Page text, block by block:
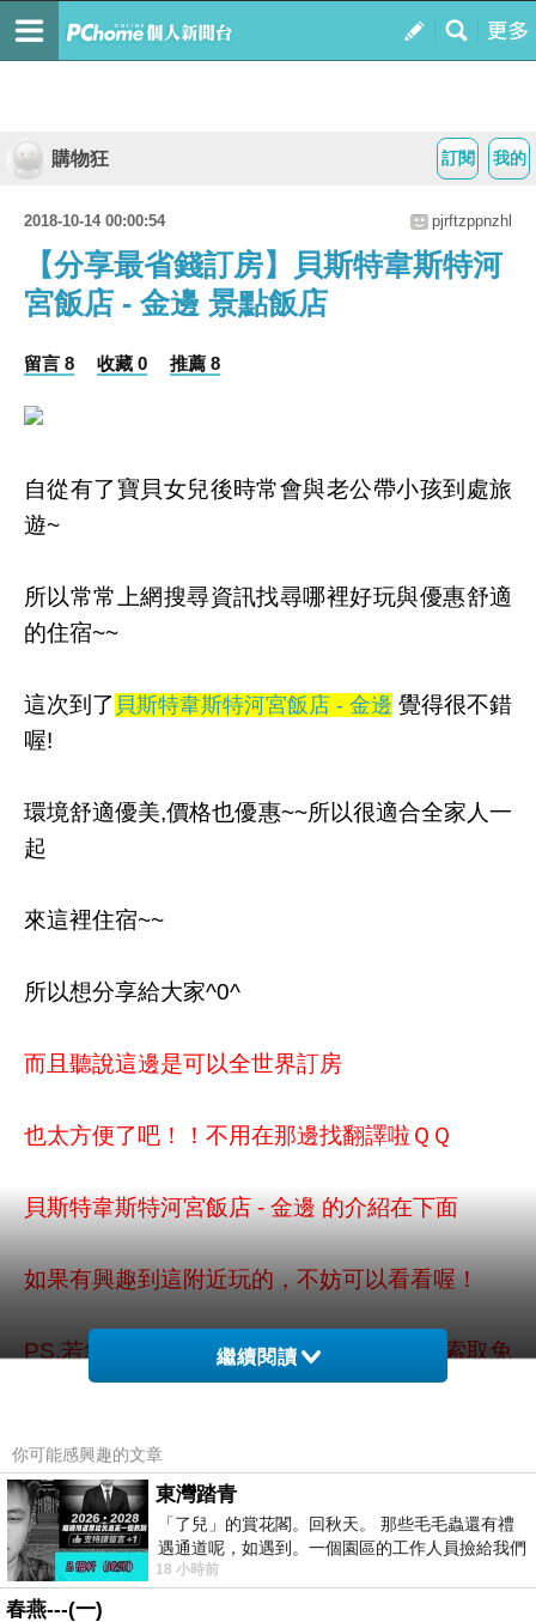
我的
訂閱
購物狂
2018-10-14 00:00:54 pjrftzppnzhl
【分享最省錢訂房】貝斯特韋斯特河
宮飯店 - 金邊 景點飯店
留言 8 收藏 0 推薦 8
自從有了寶貝女兒後時常會與老公帶小孩到處旅
遊~
所以常常上網搜尋資訊找尋哪裡好玩與優惠舒適
的住宿~~
這次到了 貝斯特韋斯特河宮飯店 - 金邊 覺得很不錯
喔!
環境舒適優美,價格也優惠~~所以很適合全家人一
起
來這裡住宿~~
所以想分享給大家^0^
而且聽說這邊是可以全世界訂房
也太方便了吧！！不用在那邊找翻譯啦ＱＱ
貝斯特韋斯特河宮飯店 - 金邊 的介紹在下面
如果有興趣到這附近玩的，不妨可以看看喔！
PS.若您家裡有0~4歲的小朋友，
點我進入索取免
費《迪士尼美語世界試用包》
以下是 貝斯特韋斯特河宮飯店 - 金邊 的介紹 如
果也跟我一樣喜歡不妨看看喔!
↓↓↓限量特優價格按鈕↓↓↓
繼續閱讀
你可能感興趣的文章
東灣踏青
「了兒」的賞花閣。回秋天。 那些毛毛蟲還有禮
遇通道呢，如遇到。一個園區的工作人員撿給我們
細賞。
18 小時前
春燕---(一)